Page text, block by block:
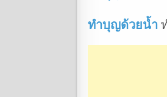
ทำบุญด้วยน้ำ